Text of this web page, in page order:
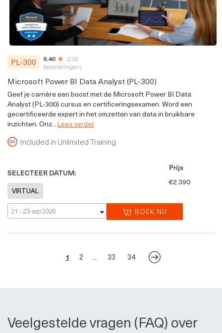
PL-300 9.40
(238
beoordelingen)
Microsoft Power BI Data Analyst (PL-300)
Geef je carrière een boost met de Microsoft Power BI Data
Analyst (PL-300) cursus en certificeringsexamen. Word een
gecertificeerde expert in het omzetten van data in bruikbare
inzichten. Onz...Lees verder
Included in Unlimited Training
SELECTEER DATUM:
21 - 23 sep 2026 BOEK NU
Prijs
€2.390
1 2 ... 33 34
Veelgestelde vragen (FAQ) over